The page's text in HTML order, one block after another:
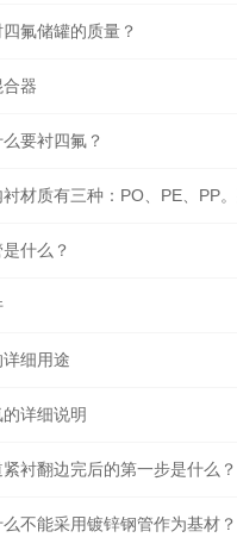
氟储罐的质量？
器
要衬四氟？
什么？
细用途
详细说明
衬翻边完后的第一步是什么？
不能采用镀锌钢管作为基材？